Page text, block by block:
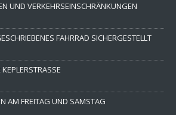
UND VERKEHRSEINSCHRÄNKUNGEN
FAHRRAD SICHERGESTELLT
AM FREITAG UND SAMSTAG